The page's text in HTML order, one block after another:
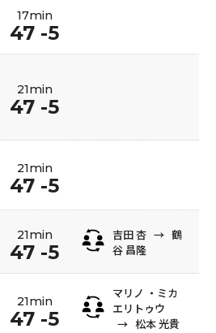
17min
47 -5
21min
47 -5
21min
47 -5
21min
47 -5
吉田 杏 → 鶴
谷 昌隆
21min
47 -5
マリノ ・ミカ
エリトゥウ
→ 松本 光貴